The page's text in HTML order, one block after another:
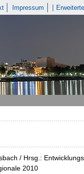
Impressum
/ Hrsg.:
2010